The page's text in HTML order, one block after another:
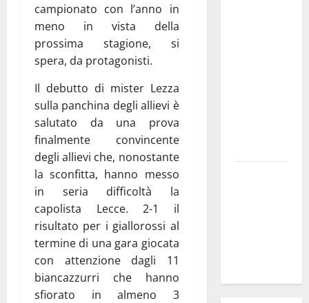
campionato con l’anno in
meno in vista della
prossima stagione, si
spera, da protagonisti.
Il debutto di mister Lezza
sulla panchina degli allievi è
salutato da una prova
finalmente convincente
degli allievi che, nonostante
la sconfitta, hanno messo
in seria difficoltà la
capolista Lecce. 2-1 il
risultato per i giallorossi al
termine di una gara giocata
con attenzione dagli 11
biancazzurri che hanno
sfiorato in almeno 3